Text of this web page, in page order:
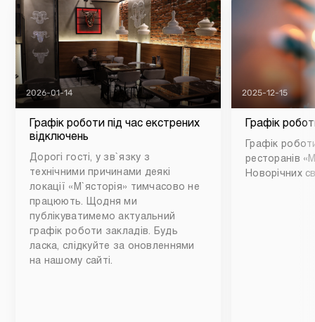
2026-01-14
Графік роботи під час екстрених
відключень
Дорогі гості, у зв`язку з
технічними причинами деякі
локації «М`ясторія» тимчасово не
працюють. Щодня ми
публікуватимемо актуальний
графік роботи закладів. Будь
ласка, слідкуйте за оновленнями
на нашому сайті.
2025-12-15
Графік
Графік
ресторанів
Новорічних